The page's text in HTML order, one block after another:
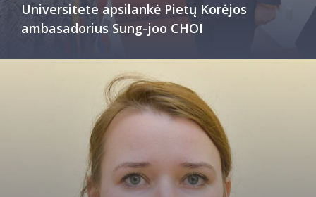
Universitete apsilankė Pietų Korėjos
ambasadorius Sung-joo CHOI